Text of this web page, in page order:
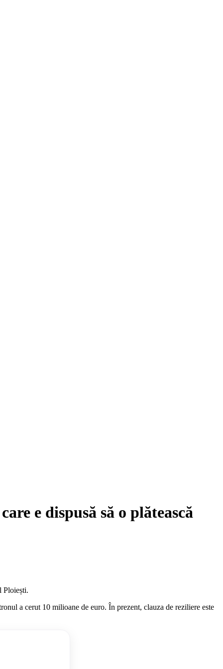
e dispusă să o plătească
Ploiești.
a cerut 10 milioane de euro. În prezent, clauza de reziliere este